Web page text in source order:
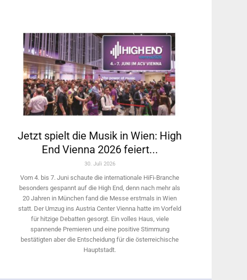
Jetzt spielt die Musik in Wien: High
End Vienna 2026 feiert...
30. Juli 2026
Vom 4. bis 7. Juni schaute die internationale HiFi-Branche
besonders gespannt auf die High End, denn nach mehr als
20 Jahren in München fand die Messe erstmals in Wien
statt. Der Umzug ins Austria Center Vienna hatte im Vorfeld
für hitzige Debatten gesorgt. Ein volles Haus, viele
spannende Premieren und eine positive Stimmung
bestätigten aber die Entscheidung für die österreichische
Hauptstadt.